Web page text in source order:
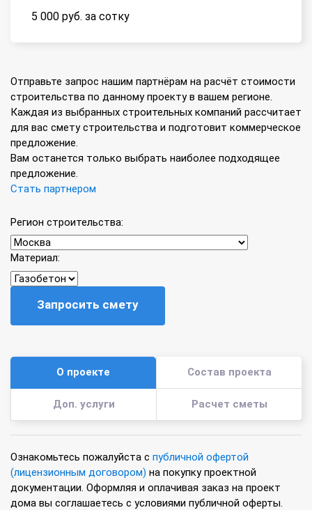
5 000 руб. за сотку
Отправьте запрос нашим партнёрам на расчёт стоимости
строительства по данному проекту в вашем регионе.
Каждая из выбранных строительных компаний рассчитает
для вас смету строительства и подготовит коммерческое
предложение.
Вам останется только выбрать наиболее подходящее
предложение.
Стать партнером
Регион строительства:
Материал:
Запросить смету
О проекте Состав проекта
Доп. услуги Расчет сметы
Ознакомьтесь пожалуйста с публичной офертой
(лицензионным договором) на покупку проектной
документации. Оформляя и оплачивая заказ на проект
дома вы соглашаетесь с условиями публичной оферты.